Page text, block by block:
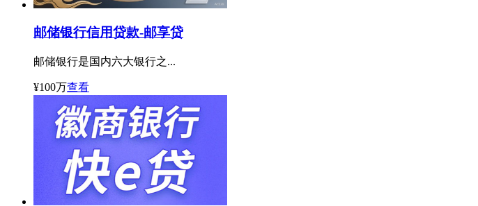
邮储银行信用贷款-邮享贷
邮储银行是国内六大银行之...
¥100万查看